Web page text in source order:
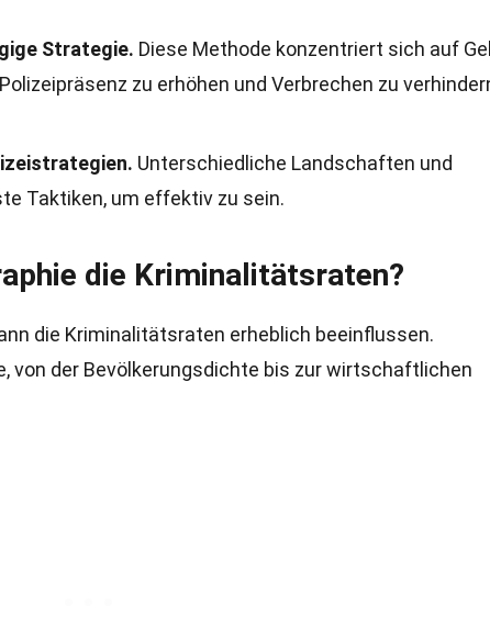
Strategie. Diese Methode konzentriert sich auf
zu erhöhen und Verbrechen zu
Unterschiedliche Landschaften und
Taktiken, um effektiv zu sein.
die Kriminalitätsraten?
die Kriminalitätsraten erheblich beeinflussen.
von der Bevölkerungsdichte bis zur wirtschaftlichen